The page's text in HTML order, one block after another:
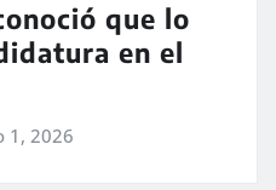
que lo
en el
1, 2026